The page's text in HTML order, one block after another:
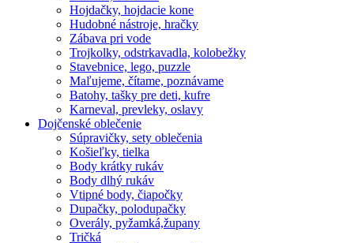
Hojdačky, hojdacie kone
Hudobné nástroje, hračky
Zábava pri vode
Trojkolky, odstrkavadla, kolobežky
Stavebnice, lego, puzzle
Maľujeme, čítame, poznávame
Batohy, tašky pre deti, kufre
Karneval, prevleky, oslavy
Dojčenské oblečenie
Súpravičky, sety oblečenia
Košieľky, tielka
Body krátky rukáv
Body dlhý rukáv
Vtipné body, čiapočky
Dupačky, polodupačky
Overály, pyžamká,župany
Tričká